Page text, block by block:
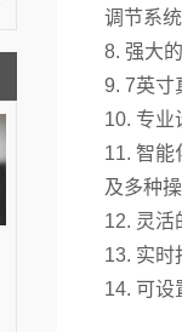
调节系统
8. 强大
9. 7英寸
10. 专业
11. 智能
及多种
12. 灵活
13. 实时
14. 可设